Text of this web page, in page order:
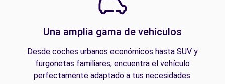
Una amplia gama de vehículos
Desde coches urbanos económicos hasta SUV y
furgonetas familiares, encuentra el vehículo
perfectamente adaptado a tus necesidades.